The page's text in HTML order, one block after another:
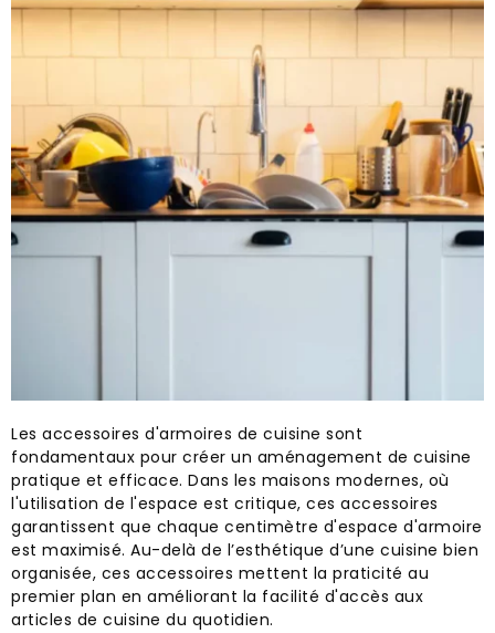
Les accessoires d'armoires de cuisine sont
fondamentaux pour créer un aménagement de cuisine
pratique et efficace. Dans les maisons modernes, où
l'utilisation de l'espace est critique, ces accessoires
garantissent que chaque centimètre d'espace d'armoire
est maximisé. Au-delà de l’esthétique d’une cuisine bien
organisée, ces accessoires mettent la praticité au
premier plan en améliorant la facilité d'accès aux
articles de cuisine du quotidien.